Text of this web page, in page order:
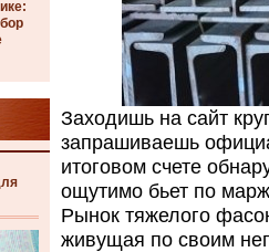
Заходишь на сайт
запрашиваешь
итоговом счете
ощутимо бьет по
Рынок тяжелого
живущая по своим